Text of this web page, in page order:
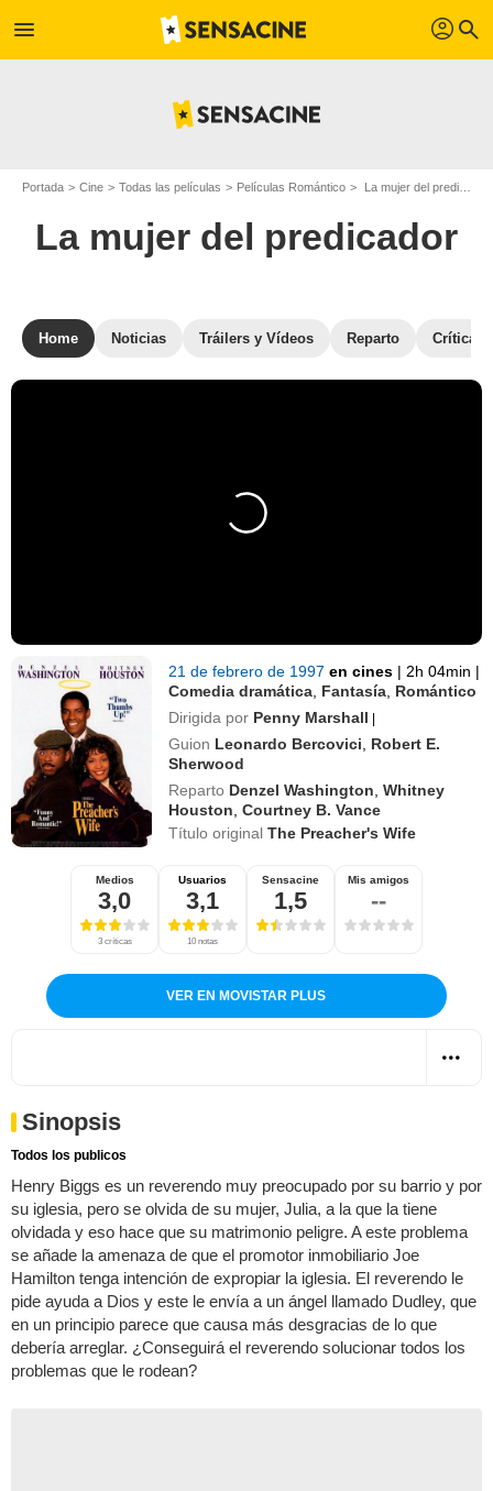
menu profil search
Portada Cine Todas las películas Películas Romántico La mujer del predicador
La mujer del predicador
Home Noticias Tráilers y Vídeos Reparto Críticas
21 de febrero de 1997en cines | 2h 04min |
Comedia dramática Fantasía Romántico
Dirigida por Penny Marshall |
Guion Leonardo Bercovici
Robert E.
Sherwood
Reparto Denzel Washington ,Whitney
Houston ,Courtney B. Vance
Título originalThe Preacher's Wife
Medios
3,0
3 críticas
Usuarios
3,1
10 notas
Sensacine
1,5
Mis amigos
--
VER EN MOVISTAR PLUS
Sinopsis
Todos los publicos
Henry Biggs es un reverendo muy preocupado por su barrio y por
su iglesia, pero se olvida de su mujer, Julia, a la que la tiene
olvidada y eso hace que su matrimonio peligre. A este problema
se añade la amenaza de que el promotor inmobiliario Joe
Hamilton tenga intención de expropiar la iglesia. El reverendo le
pide ayuda a Dios y este le envía a un ángel llamado Dudley, que
en un principio parece que causa más desgracias de lo que
debería arreglar. ¿Conseguirá el reverendo solucionar todos los
problemas que le rodean?